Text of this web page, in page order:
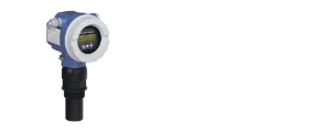
物位测量
液体分析
科里奥利质量流量计
超声波流量计
Vibronic point level detection
导波雷达物位测量
电导率传感器和变送器
浊度传感器和变送器
工业温度计
保护套管
差压测量
选购全部
过程测控仪
电源和安全栅
拉曼光谱分析仪
排放监测解决方案
Netilion Health
Netilion Analytics
技术支持服务
仪表维护
仪表调试服务
Industrial Project Management
远程资产监控
Process Instrumentation Courses
现场仪表校准服务
预防性维护服务
优化校准间隔时间
动态现场仪表评价和分析服务
水务和环境：保护 —— 节约 —— 提高
石油与天然气：促进能源转型，实
技术支持中心 —— Endress+Hauser提供全方
位服务，与您相伴前行
下载区
搜索和下载技术手册, 宣传资料, 出版物, 软
生产中心
集团实力
Asia Pacific
财务业绩
Endress+Hauser流量
Endress+Hauser 液体分析
网络安全性
过程自动化项目流程
所有文章
新闻稿
研讨会
展览会
Explore open positions
在Endress+Hauser工作